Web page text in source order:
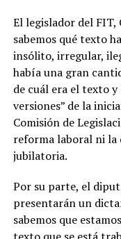
El legislador del
sabemos qué texto
insólito, irregular,
había una gran
de cuál era el texto
versiones” de la
Comisión de
reforma laboral ni
jubilatoria.
Por su parte, el
presentarán un
sabemos que